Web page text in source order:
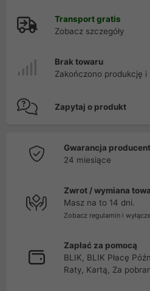
Transport gratis
Zobacz szczegóły
Brak towaru
Zakończono produkcję i
Zapytaj o produkt
Gwarancja
24 miesiące
Zwrot / wymiana
Masz na to 14 dni.
Zobacz regulamin i
Zapłać za pomocą
BLIK, BLIK Płacę
Raty, Kartą, Za